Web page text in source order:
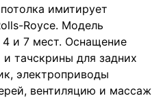
имитирует
Royce. Модель
4 и 7 мест. Оснащение
тачскрины для задних
электроприводы
вентиляцию и массаж